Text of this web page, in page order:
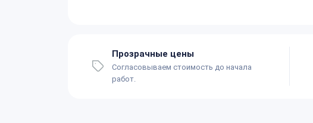
Прозрачные цены
Согласовываем стоимость до начала
работ.